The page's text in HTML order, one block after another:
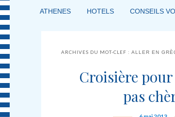
ATHENES HOTELS CONSEILS
ARCHIVES DU MOT-CLEF :ALLER EN
Croisière pour
pas